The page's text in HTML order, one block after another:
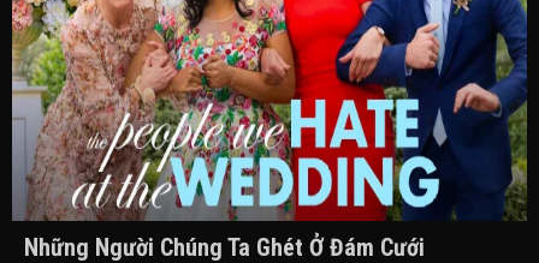
Những Người Chúng Ta Ghét Ở Đám Cưới